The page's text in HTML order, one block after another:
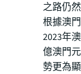
之路仍
根據澳
2023年
億澳門
勢更為